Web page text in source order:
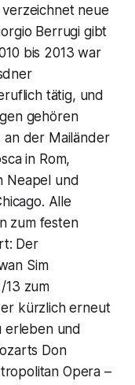
neue
Berrugi gibt
bis 2013 war
tätig, und
gehören
an der Mailänder
in Rom,
Neapel und
Alle
zum festen
Der
Sim
13 zum
kürzlich erneut
erleben und
Don
Opera –